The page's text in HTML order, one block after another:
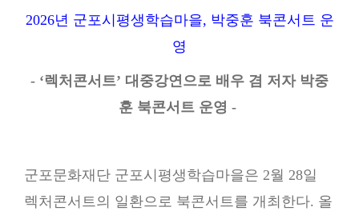
2026년 군포시평생학습마을, 박중훈 북콘서트 운
영
- ‘렉처콘서트’ 대중강연으로 배우 겸 저자 박중
훈 북콘서트 운영 -
군포문화재단 군포시평생학습마을은 2월 28일
렉처콘서트의 일환으로 북콘서트를 개최한다. 올